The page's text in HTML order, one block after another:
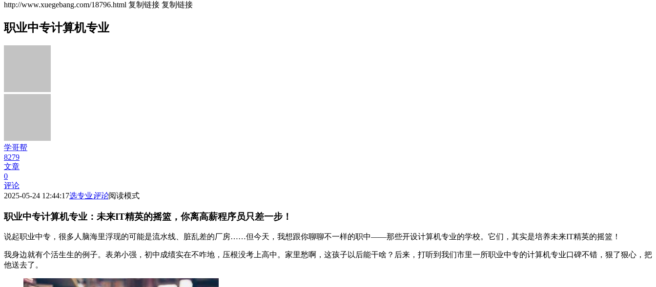
http://www.xuegebang.com/18796.html 复制链接 复制链接
职业中专计算机专业
学哥帮
8279
文章
0
评论
2025-05-24 12:44:17选专业评论阅读模式
职业中专计算机专业：未来IT精英的摇篮，你离高薪程序员只差一步！
说起职业中专，很多人脑海里浮现的可能是流水线、脏乱差的厂房……但今天，我想跟你聊聊不一样的职中——那些开设计算机专业的学校。它们，其实是培养未来IT精英的摇篮！
我身边就有个活生生的例子。表弟小强，初中成绩实在不咋地，压根没考上高中。家里愁啊，这孩子以后能干啥？后来，打听到我们市里一所职业中专的计算机专业口碑不错，狠了狠心，把
他送去了。